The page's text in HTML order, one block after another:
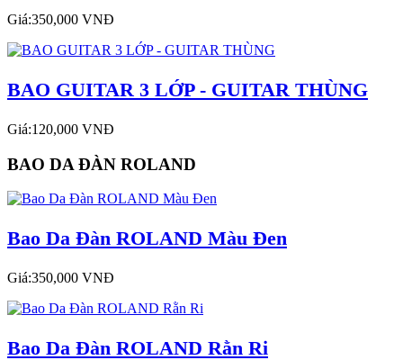
Giá:350,000 VNĐ
BAO GUITAR 3 LỚP - GUITAR THÙNG
Giá:120,000 VNĐ
BAO DA ĐÀN ROLAND
Bao Da Đàn ROLAND Màu Đen
Giá:350,000 VNĐ
Bao Da Đàn ROLAND Rằn Ri